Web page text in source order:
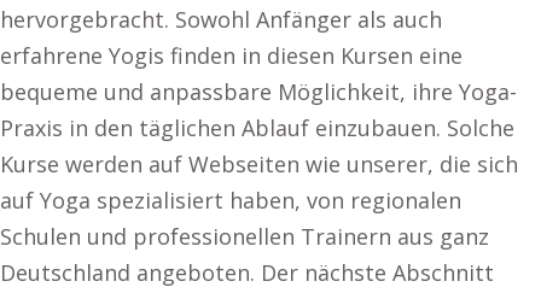
hervorgebracht. Sowohl Anfänger als auch
erfahrene Yogis finden in diesen Kursen eine
bequeme und anpassbare Möglichkeit, ihre Yoga-
Praxis in den täglichen Ablauf einzubauen. Solche
Kurse werden auf Webseiten wie unserer, die sich
auf Yoga spezialisiert haben, von regionalen
Schulen und professionellen Trainern aus ganz
Deutschland angeboten. Der nächste Abschnitt